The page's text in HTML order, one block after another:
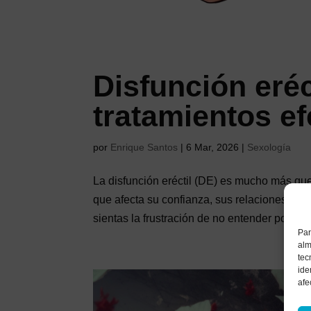
Disfunción
tratamientos
por Enrique Santos | 6 Mar, 2026 | Sexología
La disfunción eréctil (DE) es mucho más
que afecta su confianza, sus relaciones y
sientas la frustración de no entender por qué